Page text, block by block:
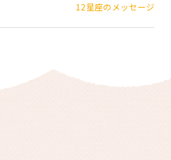
12星座のメッセージ